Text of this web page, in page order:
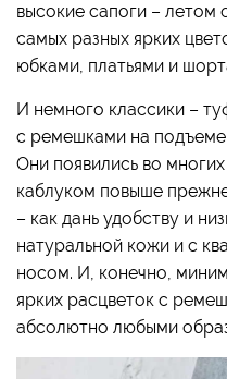
высокие сапоги – летом
самых разных ярких
юбками, платьями и
И немного классики –
с ремешками на
Они появились во
каблуком повыше
– как дань удобству и
натуральной кожи и с
носом. И, конечно,
ярких расцветок с
абсолютно любыми